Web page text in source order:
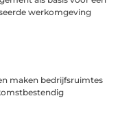
werkomgeving
maken bedrijfsruimtes